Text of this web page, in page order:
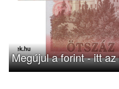
Megújul a forint - itt